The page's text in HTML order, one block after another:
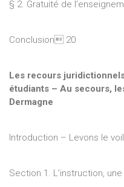
§ 2. Gratuité de
Conclusion 20
Les recours
étudiants – Au secours,
Dermagne
Introduction – Levons le
Section 1. L’instruction,